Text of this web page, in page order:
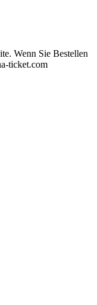
Wenn Sie Bestellen
ticket.com